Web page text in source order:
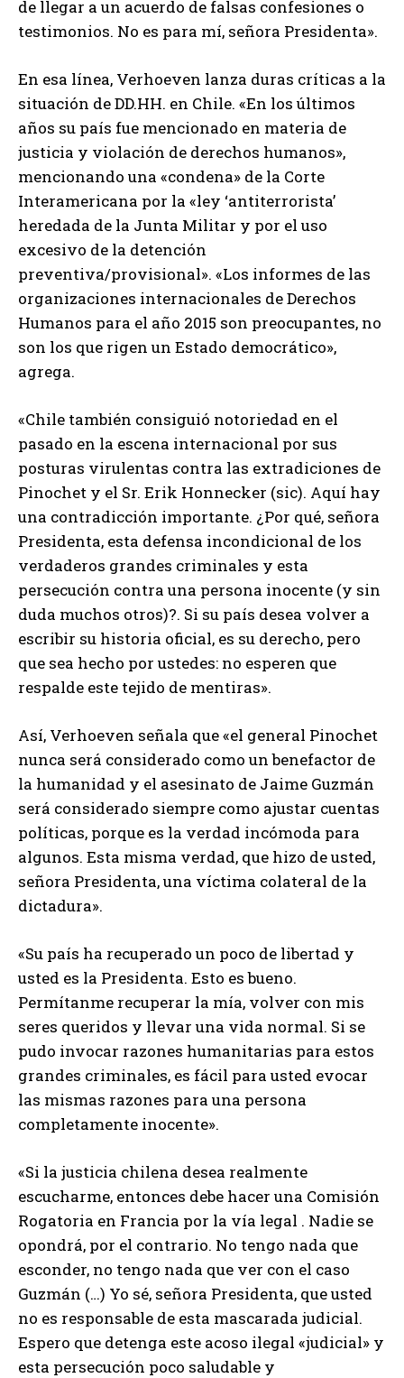
de llegar a un acuerdo de falsas confesiones o
testimonios. No es para mí, señora Presidenta».
En esa línea, Verhoeven lanza duras críticas a la
situación de DD.HH. en Chile. «En los últimos
años su país fue mencionado en materia de
justicia y violación de derechos humanos»,
mencionando una «condena» de la Corte
Interamericana por la «ley ‘antiterrorista’
heredada de la Junta Militar y por el uso
excesivo de la detención
preventiva/provisional». «Los informes de las
organizaciones internacionales de Derechos
Humanos para el año 2015 son preocupantes, no
son los que rigen un Estado democrático»,
agrega.
«Chile también consiguió notoriedad en el
pasado en la escena internacional por sus
posturas virulentas contra las extradiciones de
Pinochet y el Sr. Erik Honnecker (sic). Aquí hay
una contradicción importante. ¿Por qué, señora
Presidenta, esta defensa incondicional de los
verdaderos grandes criminales y esta
persecución contra una persona inocente (y sin
duda muchos otros)?. Si su país desea volver a
escribir su historia oficial, es su derecho, pero
que sea hecho por ustedes: no esperen que
respalde este tejido de mentiras».
Así, Verhoeven señala que «el general Pinochet
nunca será considerado como un benefactor de
la humanidad y el asesinato de Jaime Guzmán
será considerado siempre como ajustar cuentas
políticas, porque es la verdad incómoda para
algunos. Esta misma verdad, que hizo de usted,
señora Presidenta, una víctima colateral de la
dictadura».
«Su país ha recuperado un poco de libertad y
usted es la Presidenta. Esto es bueno.
Permítanme recuperar la mía, volver con mis
seres queridos y llevar una vida normal. Si se
pudo invocar razones humanitarias para estos
grandes criminales, es fácil para usted evocar
las mismas razones para una persona
completamente inocente».
«Si la justicia chilena desea realmente
escucharme, entonces debe hacer una Comisión
Rogatoria en Francia por la vía legal . Nadie se
opondrá, por el contrario. No tengo nada que
esconder, no tengo nada que ver con el caso
Guzmán (…) Yo sé, señora Presidenta, que usted
no es responsable de esta mascarada judicial.
Espero que detenga este acoso ilegal «judicial» y
esta persecución poco saludable y